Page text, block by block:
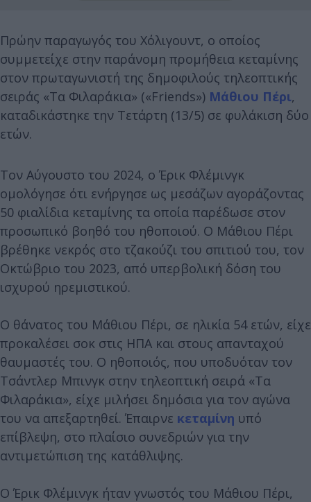
Πρώην παραγωγός του Χόλιγουντ, ο οποίος
συμμετείχε στην παράνομη προμήθεια κεταμίνης
στον πρωταγωνιστή της δημοφιλούς τηλεοπτικής
σειράς «Τα Φιλαράκια» («Friends») Μάθιου Πέρι,
καταδικάστηκε την Τετάρτη (13/5) σε φυλάκιση δύο
ετών.
Τον Αύγουστο του 2024, ο Έρικ Φλέμινγκ
ομολόγησε ότι ενήργησε ως μεσάζων αγοράζοντας
50 φιαλίδια κεταμίνης τα οποία παρέδωσε στον
προσωπικό βοηθό του ηθοποιού. Ο Μάθιου Πέρι
βρέθηκε νεκρός στο τζακούζι του σπιτιού του, τον
Οκτώβριο του 2023, από υπερβολική δόση του
ισχυρού ηρεμιστικού.
Ο θάνατος του Μάθιου Πέρι, σε ηλικία 54 ετών, είχε
προκαλέσει σοκ στις ΗΠΑ και στους απανταχού
θαυμαστές του. Ο ηθοποιός, που υποδυόταν τον
Τσάντλερ Μπινγκ στην τηλεοπτική σειρά «Τα
Φιλαράκια», είχε μιλήσει δημόσια για τον αγώνα
του να απεξαρτηθεί. Έπαιρνε κεταμίνη υπό
επίβλεψη, στο πλαίσιο συνεδριών για την
αντιμετώπιση της κατάθλιψης.
Ο Έρικ Φλέμινγκ ήταν γνωστός του Μάθιου Πέρι,